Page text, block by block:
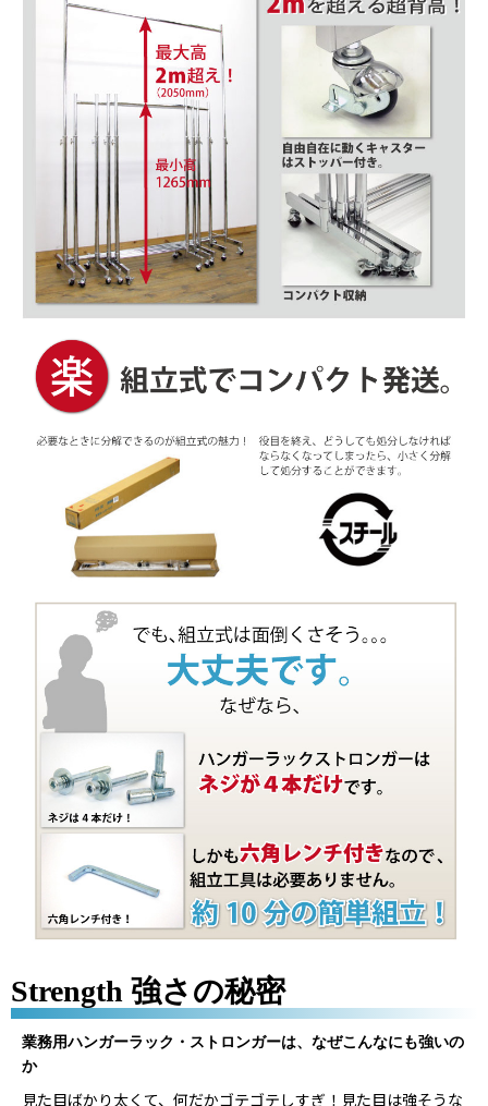
Strength 強さの秘密
業務用ハンガーラック・ストロンガーは、なぜこんなにも強いの
か
見た目ばかり太くて、何だかゴテゴテしすぎ！見た目は強そうな